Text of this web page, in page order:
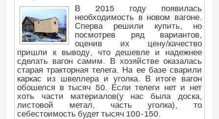
В 2015 году появилась
необходимость в новом вагоне.
Сперва решили купить, но
посмотрев ряд вариантов,
оценив их цену/качество
пришли к выводу, что дешевле и надежнее
сделать вагон самим. В хозяйстве оказалась
старая тракторная телега. На ее базе сварили
каркас из швеллера и уголка. В итоге вагон
обошелся в тысяч 50. Если телеги нет и нет
хоть части материалов(у нас была доска,
листовой метал, часть уголка), то
себестоимость будет тысяч 100-150.